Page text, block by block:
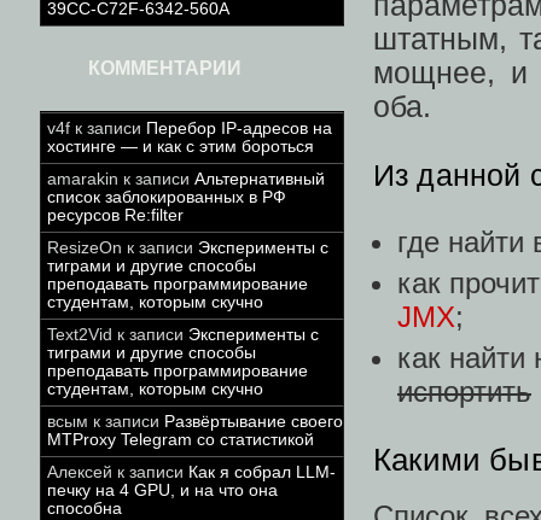
39CC-C72F-6342-560A
КОММЕНТАРИИ
v4f к записи Перебор IP-адресов на
хостинге — и как с этим бороться
amarakin к записи Альтернативный
список заблокированных в РФ
ресурсов Re:filter
ResizeOn к записи Эксперименты с
тиграми и другие способы
преподавать программирование
студентам, которым скучно
Text2Vid к записи Эксперименты с
тиграми и другие способы
преподавать программирование
студентам, которым скучно
всым к записи Развёртывание своего
MTProxy Telegram со статистикой
Алексей к записи Как я собрал LLM-
печку на 4 GPU, и на что она
способна
штатным,
мощнее, и
оба.
Из данной
где найти
как
JMX;
как
испортить
Какими